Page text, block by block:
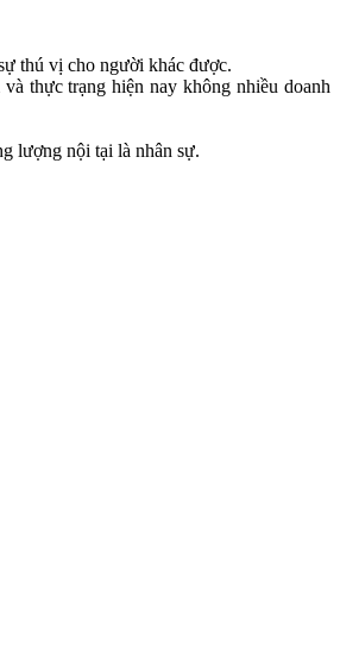
thú vị cho người khác được.
thực trạng hiện nay không nhiều doanh
lượng nội tại là nhân sự.